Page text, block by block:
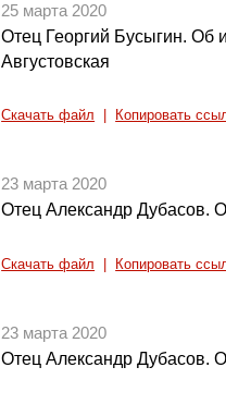
25 марта 2020
Отец Георгий Бусыгин. Об
Августовская
Скачать файл Копировать
23 марта 2020
Отец Александр Дубасов.
Скачать файл Копировать
23 марта 2020
Отец Александр Дубасов.